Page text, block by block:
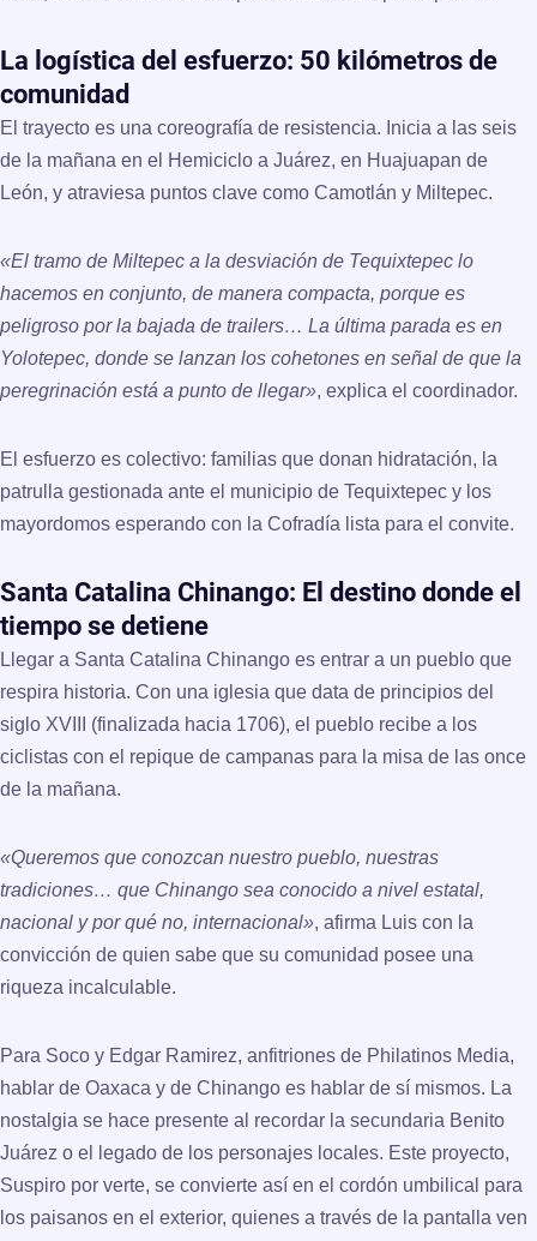
La logística del esfuerzo: 50 kilómetros de
comunidad
El trayecto es una coreografía de resistencia. Inicia a las seis
de la mañana en el Hemiciclo a Juárez, en Huajuapan de
León, y atraviesa puntos clave como Camotlán y Miltepec.
«El tramo de Miltepec a la desviación de Tequixtepec lo
hacemos en conjunto, de manera compacta, porque es
peligroso por la bajada de trailers… La última parada es en
Yolotepec, donde se lanzan los cohetones en señal de que la
peregrinación está a punto de llegar», explica el coordinador.
El esfuerzo es colectivo: familias que donan hidratación, la
patrulla gestionada ante el municipio de Tequixtepec y los
mayordomos esperando con la Cofradía lista para el convite.
Santa Catalina Chinango: El destino donde el
tiempo se detiene
Llegar a Santa Catalina Chinango es entrar a un pueblo que
respira historia. Con una iglesia que data de principios del
siglo XVIII (finalizada hacia 1706), el pueblo recibe a los
ciclistas con el repique de campanas para la misa de las once
de la mañana.
«Queremos que conozcan nuestro pueblo, nuestras
tradiciones… que Chinango sea conocido a nivel estatal,
nacional y por qué no, internacional», afirma Luis con la
convicción de quien sabe que su comunidad posee una
riqueza incalculable.
Para Soco y Edgar Ramirez, anfitriones de Philatinos Media,
hablar de Oaxaca y de Chinango es hablar de sí mismos. La
nostalgia se hace presente al recordar la secundaria Benito
Juárez o el legado de los personajes locales. Este proyecto,
Suspiro por verte, se convierte así en el cordón umbilical para
los paisanos en el exterior, quienes a través de la pantalla ven